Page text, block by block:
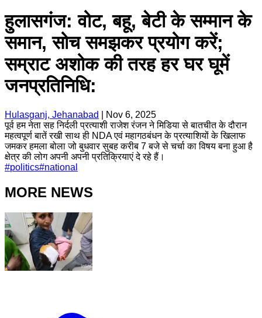
हुलासगंज: वोट, बहू, बेटी के सम्मान के
समान, सोच समझकर प्रयोग करें;
सम्राट अशोक की तरह हर घर घूमें
जनप्रतिनिधि:
Hulasganj, Jehanabad
Nov 6, 2025
पूर्व हम नेता सह निर्दली प्रत्याशी राजेश रंजन ने मिडिया से बातचीत के दौरान
महत्वपूर्ण बातें रखी साथ ही NDA एवं महागठबंधन के प्रत्याशियों के खिलाफ
जमकर हमला बोला जो बुधवार सुबह करीब 7 बजे से चर्चा का विषय बना हुआ है
क्षेत्र की लोग अपनी अपनी प्रतिक्रियाएं दे रहे हैं।
#politics#national
MORE NEWS